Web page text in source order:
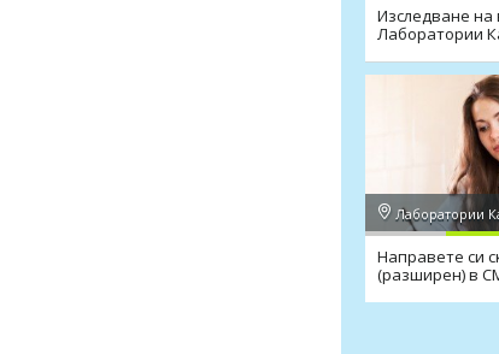
Изследване на
Лаборатории
Направете си
(разширен) в